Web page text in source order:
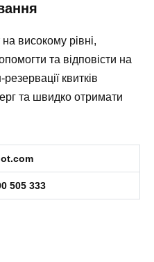
високому рівні,
та відповісти на
квитків
та швидко отримати
505 333